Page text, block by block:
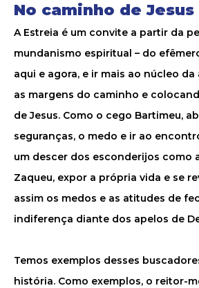
No caminho de Jesus
A Estreia é um convite a partir da
mundanismo espiritual – do
aqui e agora, e ir mais ao núcleo da
as margens do caminho e
de Jesus. Como o cego Bartimeu,
seguranças, o medo e ir ao
um descer dos esconderijos como
Zaqueu, expor a própria vida e se
assim os medos e as atitudes de
indiferença diante dos apelos de
Temos exemplos desses
história. Como exemplos, o reitor-